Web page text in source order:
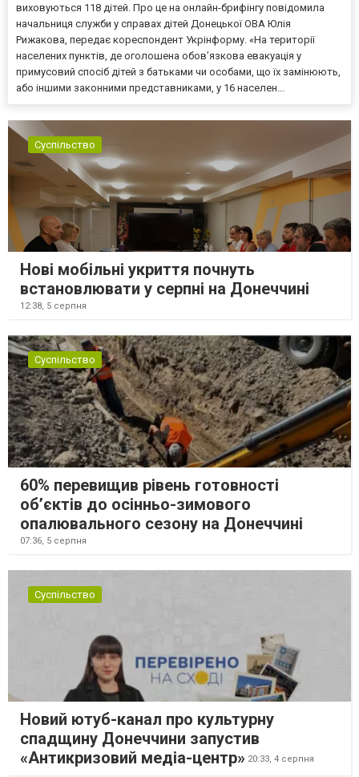
виховуються 118 дітей. Про це на онлайн-брифінгу повідомила
начальниця служби у справах дітей Донецької ОВА Юлія
Рижакова, передає кореспондент Укрінформу. «На території
населених пунктів, де оголошена обов’язкова евакуація у
примусовий спосіб дітей з батьками чи особами, що їх замінюють,
або іншими законними представниками, у 16 населен...
Суспільство
Нові мобільні укриття почнуть
встановлювати у серпні на Донеччині
12:38, 5 серпня
Суспільство
60% перевищив рівень готовності
об’єктів до осінньо-зимового
опалювального сезону на Донеччині
07:36, 5 серпня
Суспільство
Новий ютуб-канал про культурну
спадщину Донеччини запустив
«Антикризовий медіа-центр» 20:33, 4 серпня